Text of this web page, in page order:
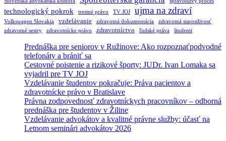
technologický pokrok trestné právo TV JOJ ujma na zdraví
Volkswagen Slovakia vzdelávanie zdravotná dokumentácia
zdravotná starostlivosť
zdravotné sestry
zdravotnícke právo zdravotníctvo ľudské práva študenti
Prednáška pre seniorov v Ružinove: Ako rozpoznaťpodvodné
telefonáty a brániť sa
Cestovné poistenie a rizikové športy: JUDr. Ivan Lomaka sa
vyjadril pre TV JOJ
Vzdelávanie študentov pokračuje: Práva pacientov a
zdravotnícke právo v Bratislave
Právna zodpovednosť zdravotníckych pracovníkov – odborná
prednáška pre študentov v Žiline
Vzdelávanie advokátov a kvalitné právne služby: účasť na
Letnom seminári advokátov 2026